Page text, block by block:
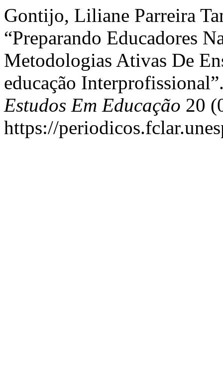
Gontijo, Liliane Parreira
“Preparando Educadores
Metodologias Ativas De
educação
Estudos Em Educação 20
https://